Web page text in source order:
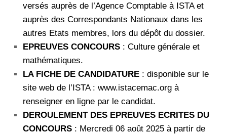
versés auprès de l’Agence Comptable à ISTA et
auprès des Correspondants Nationaux dans les
autres Etats membres, lors du dépôt du dossier.
EPREUVES CONCOURS : Culture générale et
mathématiques.
LA FICHE DE CANDIDATURE : disponible sur le
site web de l’ISTA : www.istacemac.org à
renseigner en ligne par le candidat.
DEROULEMENT DES EPREUVES ECRITES DU
CONCOURS : Mercredi 06 août 2025 à partir de